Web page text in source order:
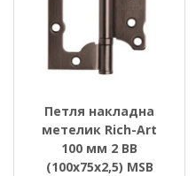
Петля накладна
метелик Rich-Art
100 мм 2 ВВ
(100х75х2,5) MSB